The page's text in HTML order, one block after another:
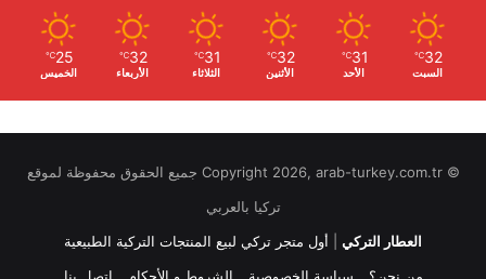
32
℃
السبت
31
℃
الأحد
32
℃
الأثنين
31
℃
الثلاثاء
32
℃
الأربعاء
25
℃
الخميس
© Copyright 2026, arab-turkey.com.tr جميع الحقوق محفوظة لموقع
تركيا بالعربي
العطار التركي
أول متجر تركي لبيع المنتجات التركية الطبيعية
من نحن؟
سياسة الخصوصية الشروط و الأحكام اتصل بنا